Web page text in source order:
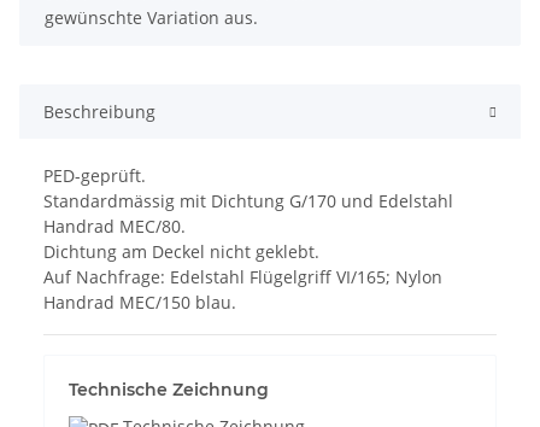
gewünschte Variation aus.
Beschreibung
PED-geprüft.
Standardmässig mit Dichtung G/170 und Edelstahl
Handrad MEC/80.
Dichtung am Deckel nicht geklebt.
Auf Nachfrage: Edelstahl Flügelgriff VI/165; Nylon
Handrad MEC/150 blau.
Technische Zeichnung